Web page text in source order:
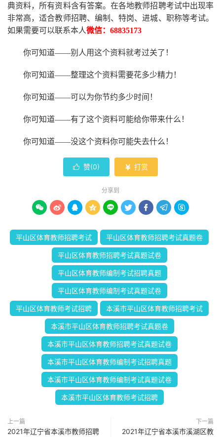
典资料，所有资料含有答案。在各地教师招聘考试中出现率
非常高，适合教师招聘、编制、特岗、进城、职称等考试。
如果需要可以联系本人微信： 68835173
你可知道——别人用这个资料就考过关了！
你可知道——整理这个资料需要花多少精力 ！
你可知道——可以为你节约多少时间！
你可知道——有了这个资料可能给你带来什么！
你可知道——没这个资料你可能失去什么 ！
 赞(0)  打赏
分享到
        
平山区体育教师招聘考试 平山区体育教师招聘考试真题卷
平山区体育教师招聘考试真题试卷
平山区体育教师编制考试招聘真题
平山区体育教师编制考试真题试卷
平山区体育教师考试招聘 本溪市平山区体育教师招聘考试
本溪市平山区体育教师招聘考试真题卷
本溪市平山区体育教师招聘考试真题试卷
本溪市平山区体育教师编制考试招聘真题
本溪市平山区体育教师编制考试真题试卷
本溪市平山区体育教师考试招聘
上一篇
2021年辽宁省本溪市教师招聘
下一篇
2021年辽宁省本溪市溪湖区教